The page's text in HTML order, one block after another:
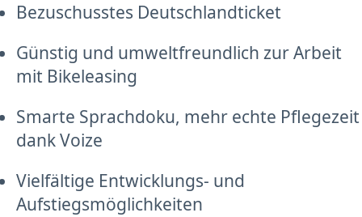
Bezuschusstes Deutschlandticket
Günstig und umweltfreundlich zur Arbeit
mit Bikeleasing
Smarte Sprachdoku, mehr echte Pflegezeit
dank Voize
Vielfältige Entwicklungs- und
Aufstiegsmöglichkeiten